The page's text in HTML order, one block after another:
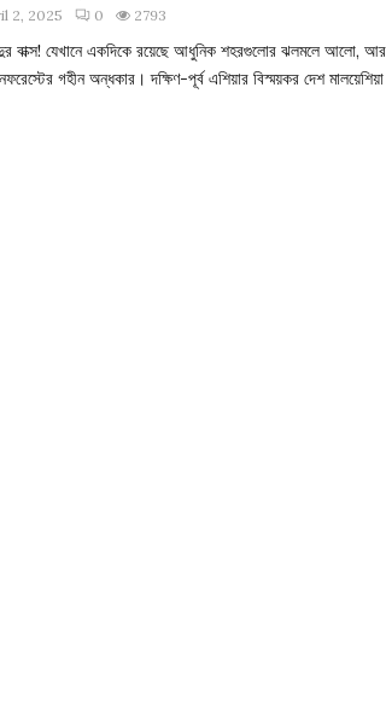
2, 2025 0 2793
বাক্স! যেখানে একদিকে রয়েছে আধুনিক শহরগুলোর ঝলমলে আলো,
গহীন অন্ধকার। দক্ষিণ-পূর্ব এশিয়ার বিস্ময়কর দেশ